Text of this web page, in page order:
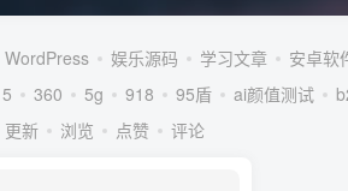
WordPress 娱乐源码 学习文章
安卓软
360 5g 918 95盾 ai颜值测试
更新 浏览 点赞 评论